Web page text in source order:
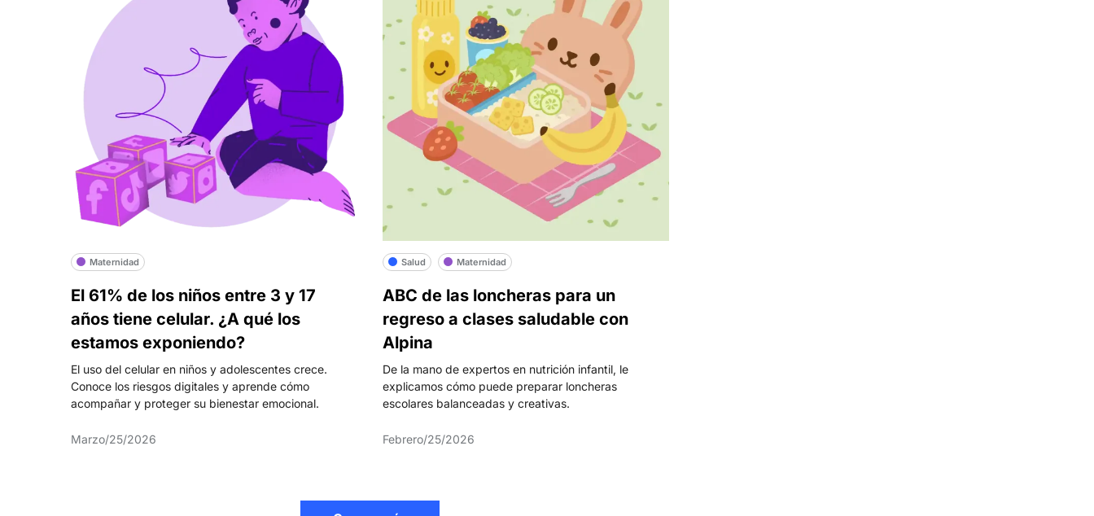
Maternidad
El 61% de los niños entre 3 y 17
años tiene celular. ¿A qué los
estamos exponiendo?
El uso del celular en niños y adolescentes crece.
Conoce los riesgos digitales y aprende cómo
acompañar y proteger su bienestar emocional.
Marzo/25/2026
Salud Maternidad
ABC de las loncheras para un
regreso a clases saludable con
Alpina
De la mano de expertos en nutrición infantil, le
explicamos cómo puede preparar loncheras
escolares balanceadas y creativas.
Febrero/25/2026